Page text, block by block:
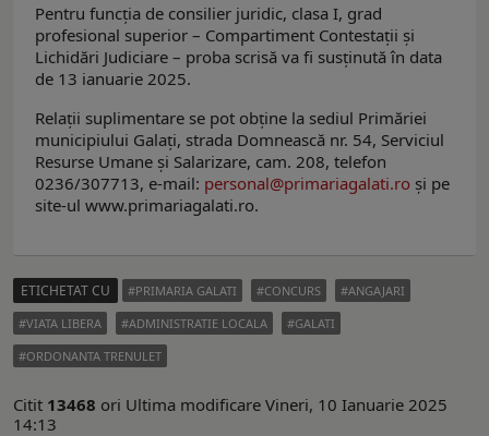
Pentru funcţia de consilier juridic, clasa I, grad
profesional superior – Compartiment Contestații și
Lichidări Judiciare – proba scrisă va fi susţinută în data
de 13 ianuarie 2025.
Relaţii suplimentare se pot obţine la sediul Primăriei
municipiului Galaţi, strada Domnească nr. 54, Serviciul
Resurse Umane și Salarizare, cam. 208, telefon
0236/307713, e-mail: personal@primariagalati.ro şi pe
site-ul www.primariagalati.ro.
ETICHETAT CU PRIMARIA GALATI CONCURS
ANGAJARI
VIATA LIBERA
ADMINISTRATIE LOCALA
GALATI
ORDONANTA TRENULET
Citit 13468 ori Ultima modificare Vineri, 10 Ianuarie 2025
14:13